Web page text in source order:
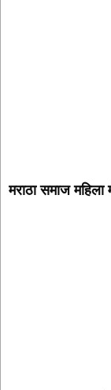
मराठा समाज महिला